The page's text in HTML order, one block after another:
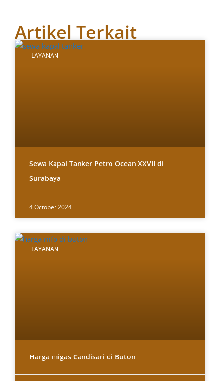
Artikel Terkait
LAYANAN
Sewa Kapal Tanker Petro Ocean XXVII di
Surabaya
4 October 2024
LAYANAN
Harga migas Candisari di Buton